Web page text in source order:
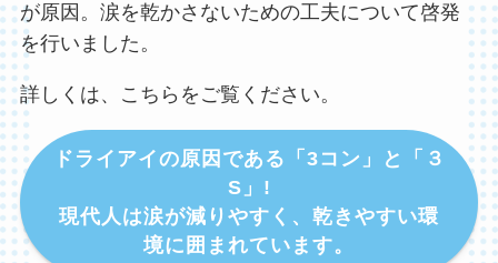
が原因。涙を乾かさないための工夫について啓発
を行いました。
詳しくは、こちらをご覧ください。
ドライアイの原因である「3コン」と「３
S」 !
現代人は涙が減りやすく、乾きやすい環
境に囲まれています。